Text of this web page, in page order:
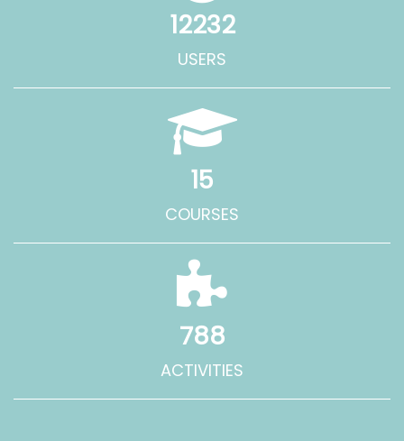
12232
USERS
15
COURSES
788
ACTIVITIES